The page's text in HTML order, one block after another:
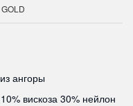
ангоры
вискоза 30% нейлон